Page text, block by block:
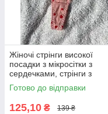
Жіночі стрінги високої
посадки з мікросітки з
сердечками, стрінги з
регуляторами на шлейках,
прозорі стрінги 1 шт
Готово до відправки
125,10 ₴ 139 ₴